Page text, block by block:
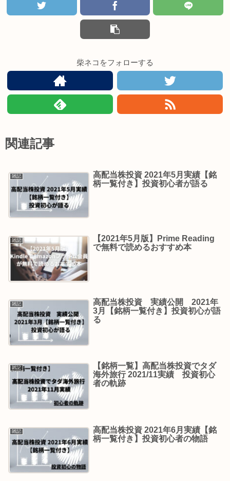
柴ネコをフォローする
関連記事
雑記
高配当株投資 2021年5月実績【銘
柄一覧付き】投資初心者が語る
雑記
【2021年5月版】Prime Reading
で無料で読めるおすすめ本
雑記
高配当株投資 実績公開 2021年
3月【銘柄一覧付き】投資初心が語
る
雑記
【銘柄一覧】高配当株投資でタダ
海外旅行 2021/11実績 投資初心
者の軌跡
雑記
高配当株投資 2021年6月実績【銘
柄一覧付き】投資初心者の物語